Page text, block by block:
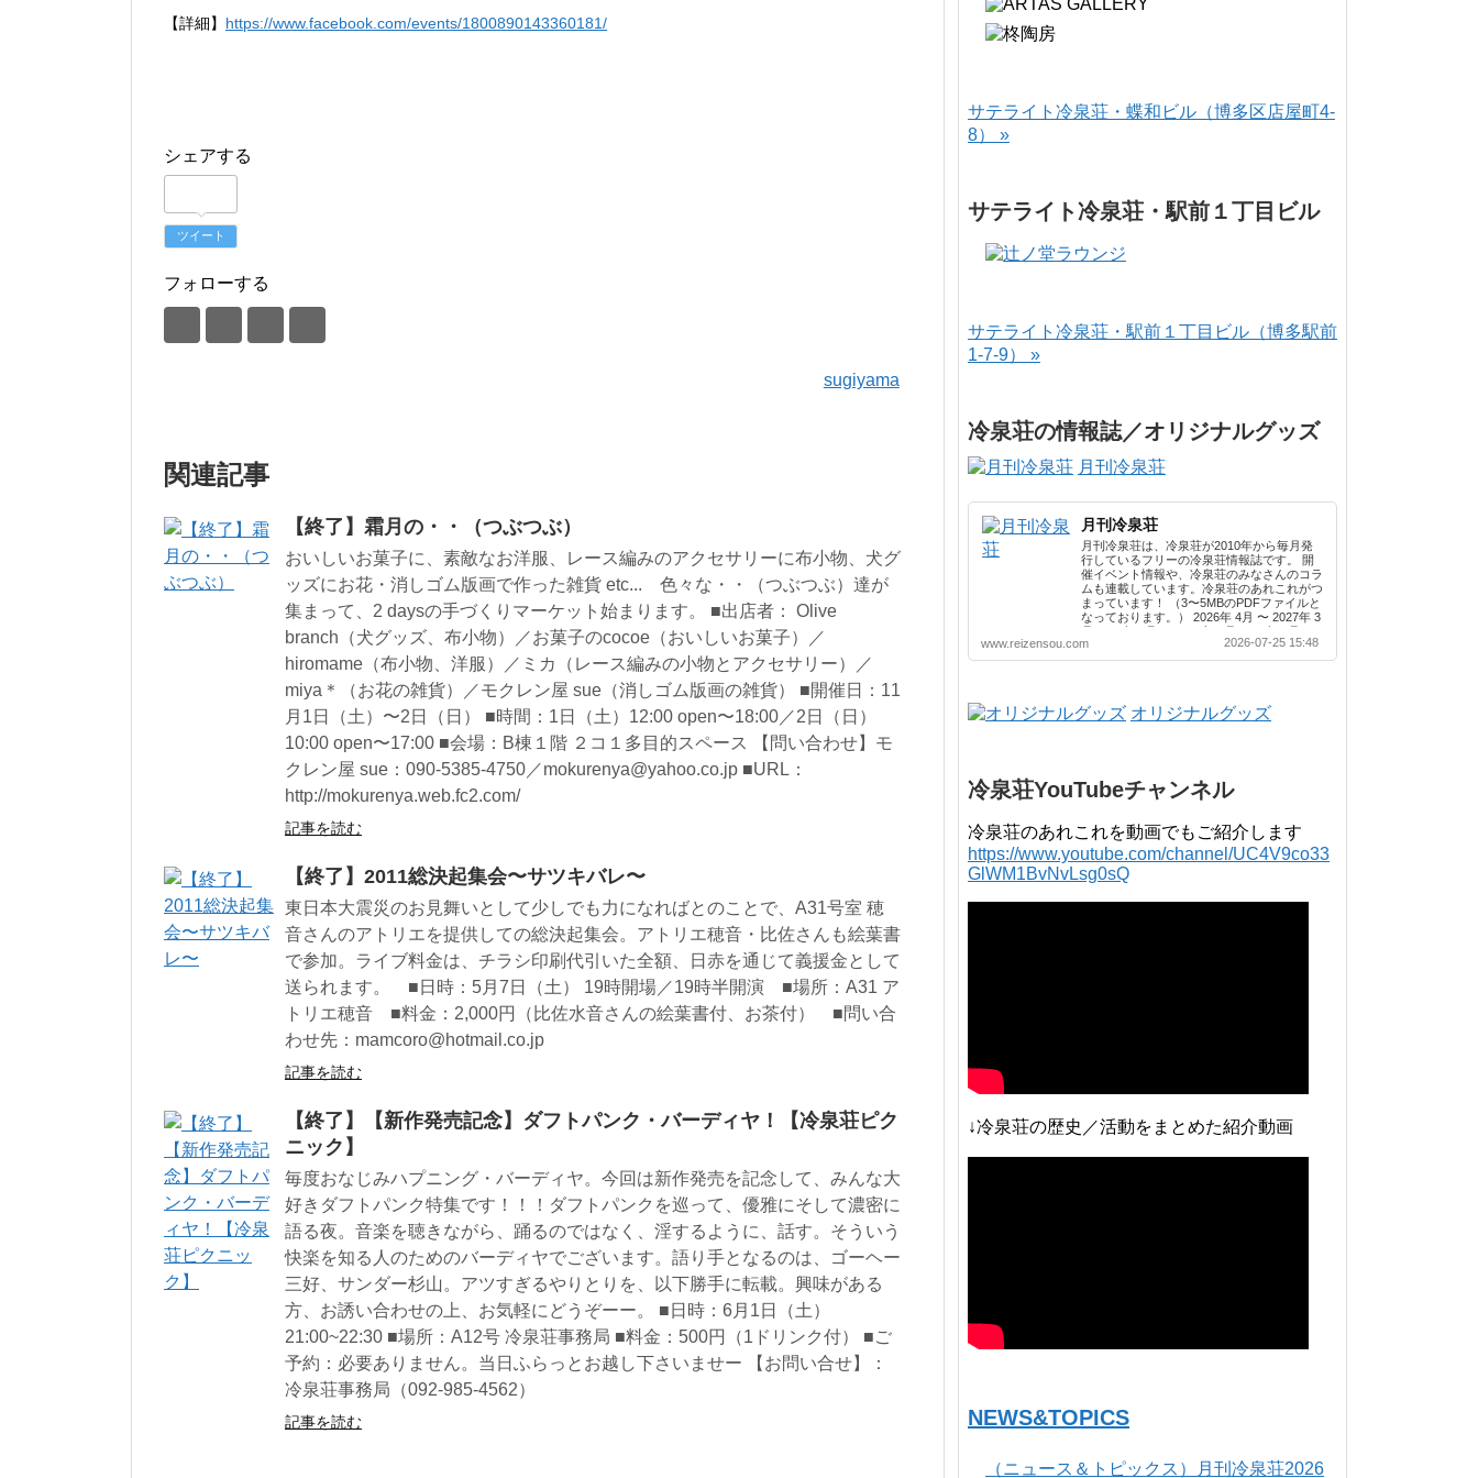
【詳細】 https://www.facebook.com/events/1800890143360181/
シェアする
ツイート
フォローする
sugiyama
関連記事
【終了】霜月の・・（つぶつぶ）
おいしいお菓子に、素敵なお洋服、レース編みのアクセサリーに布小物、犬グ
ッズにお花・消しゴム版画で作った雑貨 etc... 色々な・・（つぶつぶ）達が
集まって、2 daysの手づくりマーケット始まります。 ■出店者： Olive
branch（犬グッズ、布小物）／お菓子のcocoe（おいしいお菓子）／
hiromame（布小物、洋服）／ミカ（レース編みの小物とアクセサリー）／
miya＊（お花の雑貨）／モクレン屋 sue（消しゴム版画の雑貨） ■開催日：11
月1日（土）〜2日（日） ■時間：1日（土）12:00 open〜18:00／2日（日）
10:00 open〜17:00 ■会場：B棟１階 ２コ１多目的スペース 【問い合わせ】モ
クレン屋 sue：090-5385-4750／mokurenya@yahoo.co.jp ■URL：
http://mokurenya.web.fc2.com/
記事を読む
【終了】2011総決起集会〜サツキバレ〜
東日本大震災のお見舞いとして少しでも力になればとのことで、A31号室 穂
音さんのアトリエを提供しての総決起集会。アトリエ穂音・比佐さんも絵葉書
で参加。ライブ料金は、チラシ印刷代引いた全額、日赤を通じて義援金として
送られます。 ■日時：5月7日（土） 19時開場／19時半開演 ■場所：A31 ア
トリエ穂音 ■料金：2,000円（比佐水音さんの絵葉書付、お茶付） ■問い合
わせ先：mamcoro@hotmail.co.jp
記事を読む
【終了】【新作発売記念】ダフトパンク・バーディヤ！【冷泉荘ピク
ニック】
毎度おなじみハプニング・バーディヤ。今回は新作発売を記念して、みんな大
好きダフトパンク特集です！！！ダフトパンクを巡って、優雅にそして濃密に
語る夜。音楽を聴きながら、踊るのではなく、淫するように、話す。そういう
快楽を知る人のためのバーディヤでございます。語り手となるのは、ゴーヘー
三好、サンダー杉山。アツすぎるやりとりを、以下勝手に転載。興味がある
方、お誘い合わせの上、お気軽にどうぞーー。 ■日時：6月1日（土）
21:00~22:30 ■場所：A12号 冷泉荘事務局 ■料金：500円（1ドリンク付） ■ご
予約：必要ありません。当日ふらっとお越し下さいませー 【お問い合せ】：
冷泉荘事務局（092-985-4562）
記事を読む
サテライト冷泉荘・蝶和ビル（博多区店屋町4-
8） »
サテライト冷泉荘・駅前１丁目ビル
サテライト冷泉荘・駅前１丁目ビル（博多駅前
1-7-9） »
冷泉荘の情報誌／オリジナルグッズ
月刊冷泉荘
月刊冷泉荘
月刊冷泉荘は、冷泉荘が2010年から毎月発
行しているフリーの冷泉荘情報誌です。 開
催イベント情報や、冷泉荘のみなさんのコラ
ムも連載しています。冷泉荘のあれこれがつ
まっています！ （3〜5MBのPDFファイルと
なっております。） 2026年 4月 〜 2027年 3
月 2025年 4月 〜 2026年 3月 2024年 4月 〜
2025年 3月 2023年 4月 〜 2024年 3月 2022
年 4月 〜 2023年 3月 2021年 4月 〜 2022年
年 4月 〜 2018年 3月 2016年 4月 〜 2017年
3月 2015年 4月 〜 2016年 3月 2014年 4月 〜
www.reizensou.com 2026-07-25 15:48
オリジナルグッズ
冷泉荘YouTubeチャンネル
冷泉荘のあれこれを動画でもご紹介します
https://www.youtube.com/channel/UC4V9co33
GlWM1BvNvLsg0sQ
↓冷泉荘の歴史／活動をまとめた紹介動画
NEWS&TOPICS
（ニュース＆トピックス）月刊冷泉荘2026